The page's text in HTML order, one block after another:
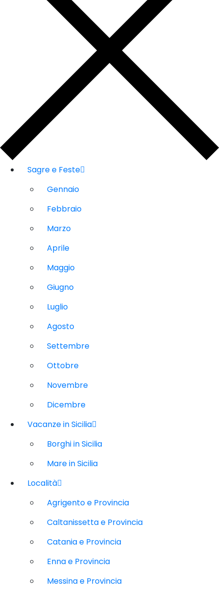
Sagre e Feste
Gennaio
Febbraio
Marzo
Aprile
Maggio
Giugno
Luglio
Agosto
Settembre
Ottobre
Novembre
Dicembre
Vacanze in Sicilia
Borghi in Sicilia
Mare in Sicilia
Località
Agrigento e Provincia
Caltanissetta e Provincia
Catania e Provincia
Enna e Provincia
Messina e Provincia